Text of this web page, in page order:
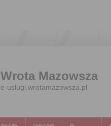
Wrota Mazowsza
e-uslugi.wrotamazowsza.pl